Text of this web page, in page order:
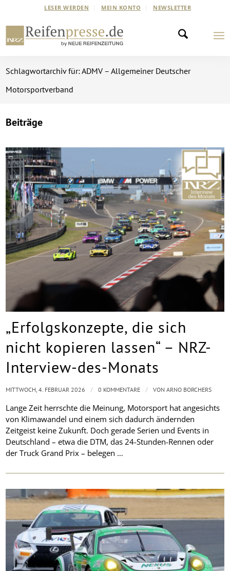
LESER WERDEN MEIN KONTO NEWSLETTER
Schlagwortarchiv für: ADMV – Allgemeiner Deutscher
Motorsportverband
Beiträge
„Erfolgskonzepte, die sich
nicht kopieren lassen“ – NRZ-
Interview-des-Monats
Lange Zeit herrschte die Meinung, Motorsport hat angesichts
von Klimawandel und einem sich dadurch ändernden
Zeitgeist keine Zukunft. Doch gerade Serien und Events in
Deutschland – etwa die DTM, das 24-Stunden-Rennen oder
der Truck Grand Prix – belegen …
MITTWOCH, 4. FEBRUAR 2026 / 0 KOMMENTARE / VONARNO BORCHERS